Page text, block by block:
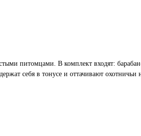
питомцами. В комплект входят:
себя в тонусе и оттачивают